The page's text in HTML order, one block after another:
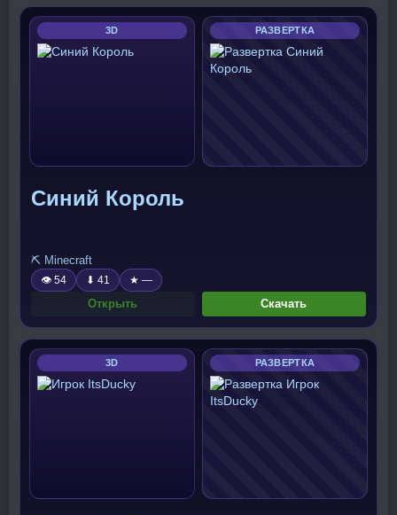
3D РАЗВЕРТКА
Синий Король
⛏️ Minecraft
👁 54 ⬇ 41 ★ —
Открыть Скачать
3D РАЗВЕРТКА